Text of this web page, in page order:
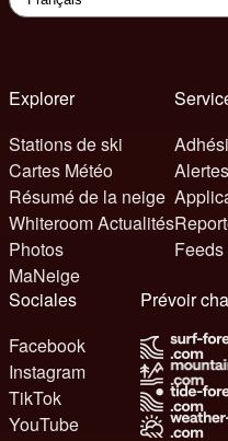
Explorer
Stations de ski
Cartes Météo
Résumé de la neige
Whiteroom Actualités
Photos
MaNeige
Sociales
Facebook
Instagram
TikTok
YouTube
Prévoir